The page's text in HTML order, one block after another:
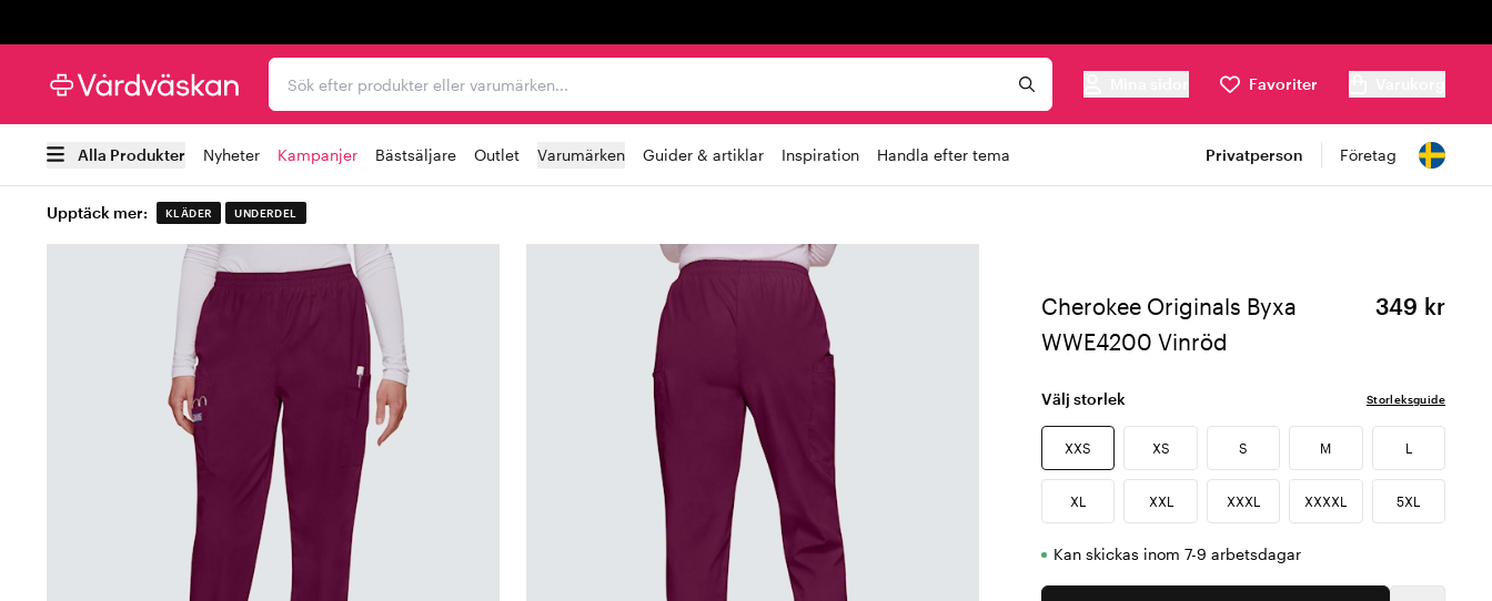
Sök efter produkter eller varumärken...
Favoriter
Alla Produkter Nyheter Kampanjer Bästsäljare Outlet Varumärken Guider & artiklar Inspiration Handla efter tema Privatperson Företag
Upptäck mer: KLÄDER UNDERDEL
Cherokee Originals Byxa
WWE4200 Vinröd
349 kr
Välj storlek Storleksguide
XXS XS S M L
XL XXL XXXL XXXXL 5XL
Kan skickas inom 7-9 arbetsdagar